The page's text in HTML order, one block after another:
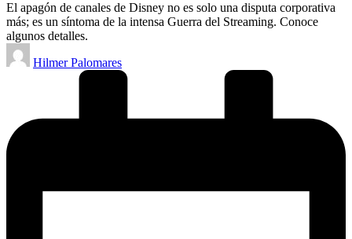
El apagón de canales de Disney no es solo una disputa corporativa
más; es un síntoma de la intensa Guerra del Streaming. Conoce
algunos detalles.
Publicado
por
Hilmer Palomares